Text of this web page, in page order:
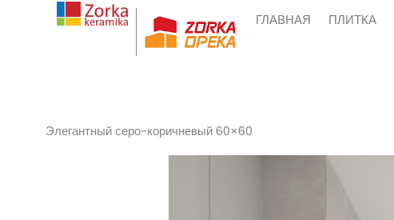
ГЛАВНАЯ ПЛИТКА
Элегантный серо-коричневый 60×60